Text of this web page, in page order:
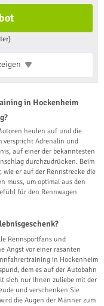
in Hockenheim
heulen auf und die
verspricht Adrenalin und
auf einer der bekanntesten
durchzudrücken. Beim
er auf der Rennstrecke die
muss, um optimal aus den
für den Rennwagen
Rennsportfans und
Angst vor einer rasanten
in Hockenheim
dem es auf der Autobahn
sich nur Ihnen zuliebe mit der
und verschenken Sie
die Augen der Männer zum